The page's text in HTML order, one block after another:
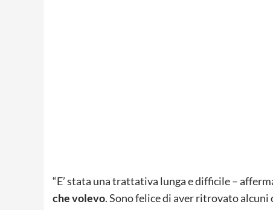
“E’ stata una trattativa lunga e difficile –
che volevo. Sono felice di aver ritrovato alcuni